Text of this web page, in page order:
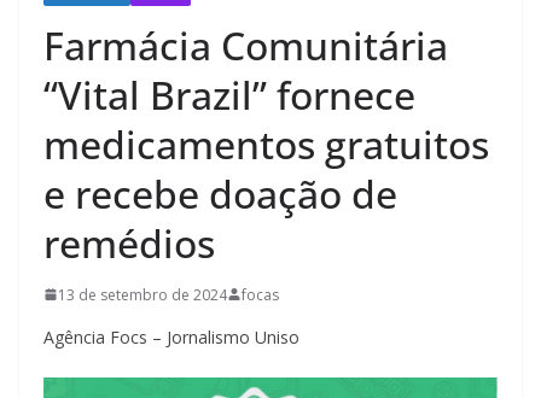
Farmácia Comunitária
“Vital Brazil” fornece
medicamentos gratuitos
e recebe doação de
remédios
13 de setembro de 2024 focas
Agência Focs – Jornalismo Uniso